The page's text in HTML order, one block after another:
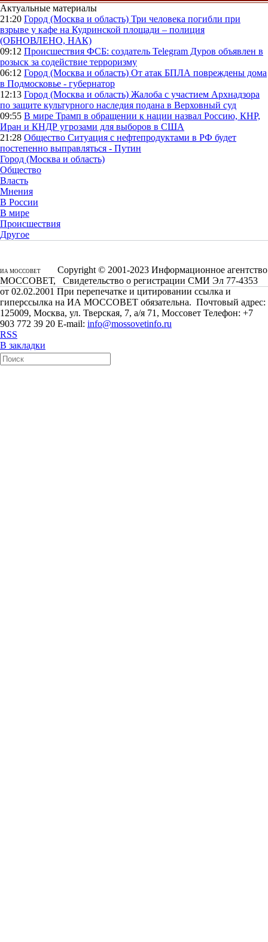
Актуальные материалы
21:20 Город (Москва и область) Три человека погибли при
взрыве у кафе на Кудринской площади – полиция
(ОБНОВЛЕНО, НАК)
09:12 Происшествия ФСБ: создатель Telegram Дуров объявлен в
розыск за содействие терроризму
06:12 Город (Москва и область) От атак БПЛА повреждены дома
в Подмосковье - губернатор
12:13 Город (Москва и область) Жалоба с участием Архнадзора
по защите культурного наследия подана в Верховный суд
09:55 В мире Трамп в обращении к нации назвал Россию, КНР,
Иран и КНДР угрозами для выборов в США
21:28 Общество Ситуация с нефтепродуктами в РФ будет
постепенно выправляться - Путин
Город (Москва и область)
Общество
Власть
Мнения
В России
В мире
Происшествия
Другое
ИА МОССОВЕТ
Copyright © 2001-2023 Информационное агентство
МОССОВЕТ, Свидетельство о регистрации СМИ Эл 77-4353
от 02.02.2001 При перепечатке и цитировании ссылка и
гиперссылка на ИА МОССОВЕТ обязательна. Почтовый адрес:
125009, Москва, ул. Тверская, 7, а/я 71, Моссовет Телефон: +7
903 772 39 20 E-mail: info@mossovetinfo.ru
RSS
В закладки